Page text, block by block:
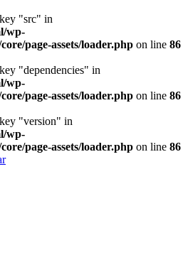
"src" in
wp-
page-assets/loader.php on line 86
"dependencies" in
wp-
page-assets/loader.php on line 86
"version" in
wp-
page-assets/loader.php on line 86